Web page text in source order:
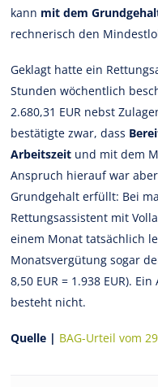
kann mit dem
rechnerisch den
Geklagt hatte ein
Stunden wöchentlich
2.680,31 EUR nebst
bestätigte zwar, dass
Arbeitszeit und mit dem
Anspruch hierauf war
Grundgehalt erfüllt: Bei
Rettungsassistent mit
einem Monat tatsächlich
Monatsvergütung sogar
8,50 EUR = 1.938 EUR).
besteht nicht.
Quelle | BAG-Urteil vom